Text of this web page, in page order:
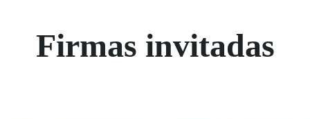
Firmas invitadas